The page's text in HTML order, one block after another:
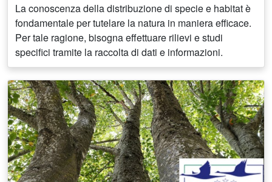
La conoscenza della distribuzione di specie e habitat è
fondamentale per tutelare la natura in maniera efficace.
Per tale ragione, bisogna effettuare rilievi e studi
specifici tramite la raccolta di dati e informazioni.